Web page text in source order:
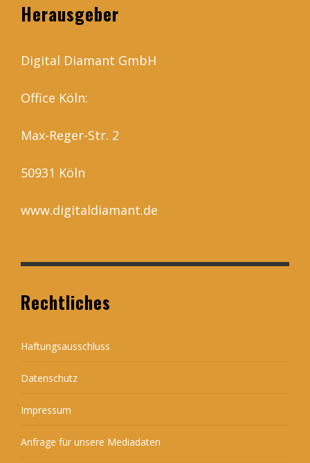
Herausgeber
Digital Diamant GmbH
Office Köln:
Max-Reger-Str. 2
50931 Köln
www.digitaldiamant.de
Rechtliches
Haftungsausschluss
Datenschutz
Impressum
Anfrage für unsere Mediadaten